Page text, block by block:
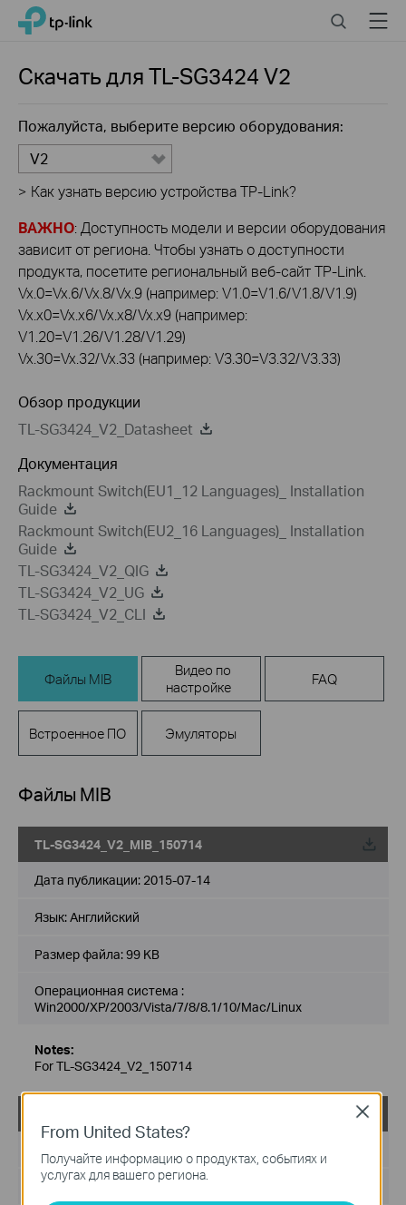
Click
navigation
TP-Link, Reliably Smart SearchMenu
Скачать дляTL-SG3424V2
Пожалуйста, выберите версию оборудования:
V2
> Как узнать версию устройства TP-Link?
ВАЖНО: Доступность модели и версии оборудования
зависит от региона. Чтобы узнать о доступности
продукта, посетите региональный веб-сайт TP-Link.
Vx.0=Vx.6/Vx.8/Vx.9 (например: V1.0=V1.6/V1.8/V1.9)
Vx.x0=Vx.x6/Vx.x8/Vx.x9 (например:
V1.20=V1.26/V1.28/V1.29)
Vx.30=Vx.32/Vx.33 (например: V3.30=V3.32/V3.33)
Обзор продукции
TL-SG3424_V2_Datasheet
Документация
Rackmount Switch(EU1_12 Languages)_ Installation
Guide
Rackmount Switch(EU2_16 Languages)_ Installation
Guide
TL-SG3424_V2_QIG
TL-SG3424_V2_UG
TL-SG3424_V2_CLI
Файлы MIB
Видео по
настройке
FAQ
Встроенное ПО Эмуляторы
Файлы MIB
TL-SG3424_V2_MIB_150714
Дата публикации: 2015-07-14
Язык:Английский
Размер файла:99 KB
Операционная система :
Win2000/XP/2003/Vista/7/8/8.1/10/Mac/Linux
Notes:
For TL-SG3424_V2_150714
Язык: Английский
From United States?
Получайте информацию о продуктах, событиях и
услугах для вашего региона.
Close